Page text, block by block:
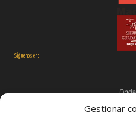
Gestionar
Síguenos en: